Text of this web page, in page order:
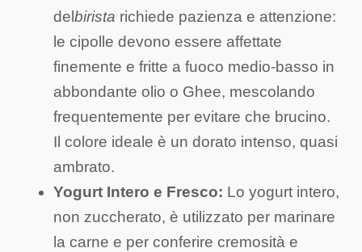
del birista richiede pazienza e attenzione:
le cipolle devono essere affettate
finemente e fritte a fuoco medio-basso in
abbondante olio o Ghee, mescolando
frequentemente per evitare che brucino.
Il colore ideale è un dorato intenso, quasi
ambrato.
Yogurt Intero e Fresco: Lo yogurt intero,
non zuccherato, è utilizzato per marinare
la carne e per conferire cremosità e